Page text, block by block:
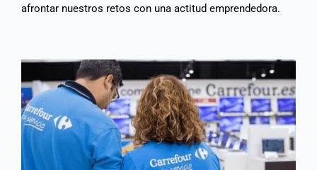
afrontar nuestros retos con una actitud emprendedora.